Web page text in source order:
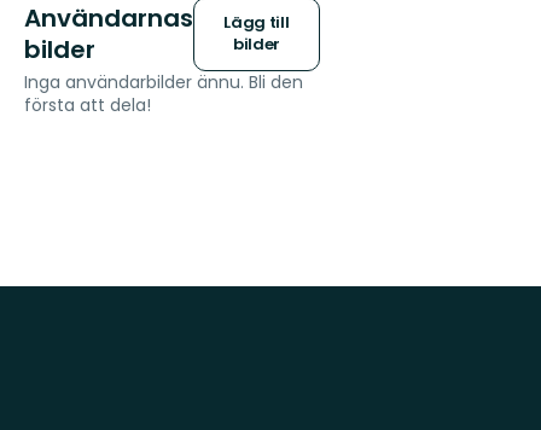
Användarnas
bilder
Lägg till
bilder
Inga användarbilder ännu. Bli den
första att dela!